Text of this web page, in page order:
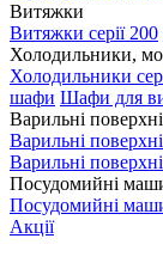
Витяжки
Витяжки серії 200
Холодильники,
Холодильники
шафи Шафи для
Варильні поверхні
Варильні поверхні
Варильні поверхні
Посудомийні
Посудомийні
Акції